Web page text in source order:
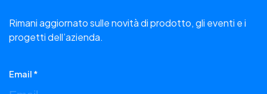
Rimani aggiornato sulle novità di prodotto, gli eventi e i
progetti dell’azienda.
Email *